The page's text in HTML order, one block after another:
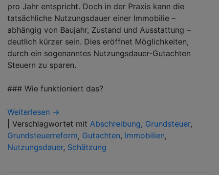
pro Jahr entspricht. Doch in der Praxis kann die
tatsächliche Nutzungsdauer einer Immobilie –
abhängig von Baujahr, Zustand und Ausstattung –
deutlich kürzer sein. Dies eröffnet Möglichkeiten,
durch ein sogenanntes Nutzungsdauer-Gutachten
Steuern zu sparen.
### Wie funktioniert das?
Weiterlesen →
Verschlagwortet mit Abschreibung, Grundsteuer,
Grundsteuerreform, Gutachten, Immobilien,
Nutzungsdauer, Schätzung